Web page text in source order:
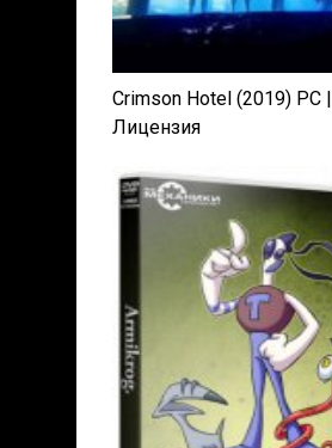
Crimson Hotel (2019) PC |
Лицензия